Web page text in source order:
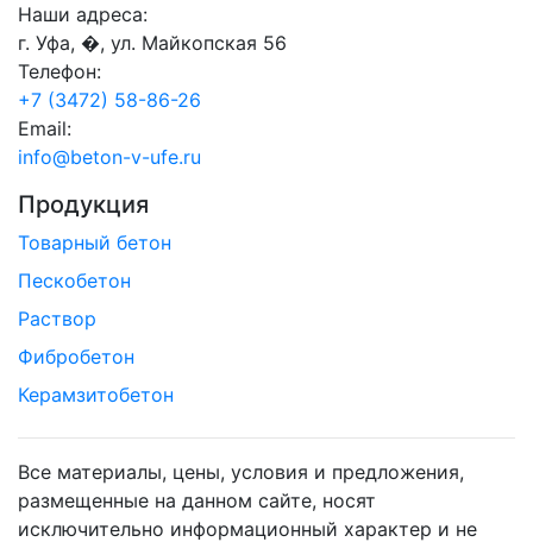
Наши адреса:
г. Уфа, �, ул. Майкопская 56
Телефон:
+7 (3472) 58-86-26
Email:
info@beton-v-ufe.ru
Продукция
Товарный бетон
Пескобетон
Раствор
Фибробетон
Керамзитобетон
Все материалы, цены, условия и предложения,
размещенные на данном сайте, носят
исключительно информационный характер и не